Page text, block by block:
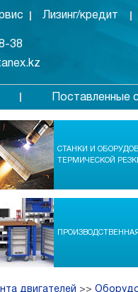
Лизинг/кредит
38
Поставленные
СТАНКИ И
ТЕРМИЧЕСКОЙ
двигателей >>